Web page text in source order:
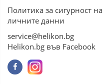
Политика за сигурност на
личните данни
service@helikon.bg
Helikon.bg във Facebook